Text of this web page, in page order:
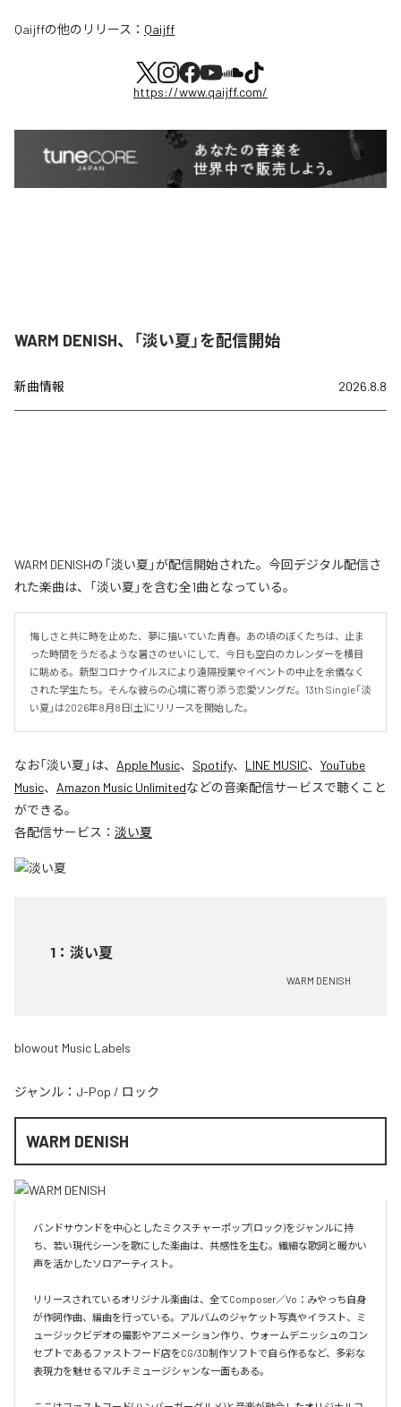
Qaijffの他のリリース： Qaijff
https://www.qaijff.com/
WARM DENISH、「淡い夏」を配信開始
新曲情報 2026.8.8
WARM DENISHの「淡い夏」が配信開始された。今回デジタル配信さ
れた楽曲は、「淡い夏」を含む全1曲となっている。
悔しさと共に時を止めた、夢に描いていた青春。あの頃のぼくたちは、止ま
った時間をうだるような暑さのせいにして、今日も空白のカレンダーを横目
に眺める。新型コロナウイルスにより遠隔授業やイベントの中止を余儀なく
された学生たち。そんな彼らの心境に寄り添う恋愛ソングだ。13th Single「淡
い夏」は2026年8月8日(土)にリリースを開始した。
なお「淡い夏 」は、 Apple Music、 Spotify、 LINE MUSIC、 YouTube
Music、 Amazon Music Unlimitedなどの音楽配信サービスで聴くこと
ができる。
各配信サービス： 淡い夏
1 ： 淡い夏
WARM DENISH
blowout Music Labels
ジャンル： J-Pop / ロック
WARM DENISH
バンドサウンドを中心としたミクスチャーポップ(ロック)をジャンルに持
ち、若い現代シーンを歌にした楽曲は、共感性を生む。繊細な歌詞と暖かい
声を活かしたソロアーティスト。
リリースされているオリジナル楽曲は、全てComposer／Vo：みやっち自身
が作詞作曲、編曲を行っている。アルバムのジャケット写真やイラスト、ミ
ュージックビデオの撮影やアニメーション作り、ウォームデニッシュのコン
セプトであるファストフード店をCG/3D制作ソフトで自ら作るなど、多彩な
表現力を魅せるマルチミュージシャンな一面もある。